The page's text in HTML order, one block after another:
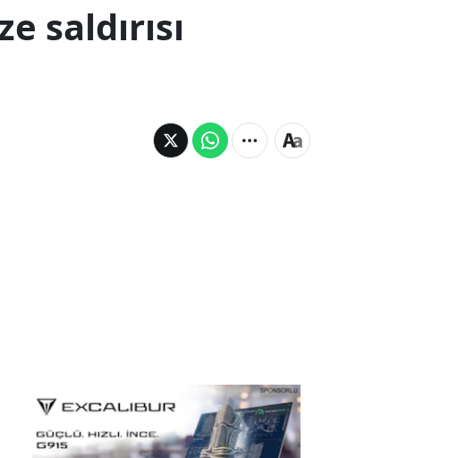
saldırısı